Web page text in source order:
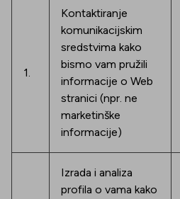
1.
Kontaktiranje
komunikacijskim
sredstvima kako
bismo vam pružili
informacije o Web
stranici (npr. ne
marketinške
informacije)
Izrada i analiza
profila o vama kako